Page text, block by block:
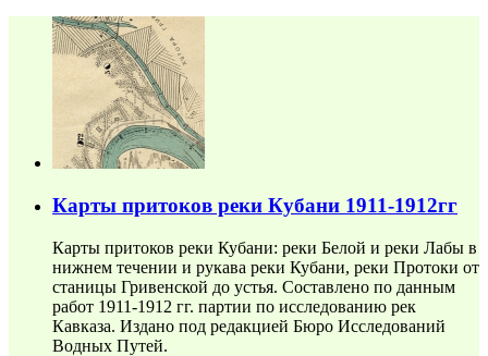
Карты притоков реки Кубани 1911-1912гг
Карты притоков реки Кубани: реки Белой и реки Лабы в
нижнем течении и рукава реки Кубани, реки Протоки от
станицы Гривенской до устья. Составлено по данным
работ 1911-1912 гг. партии по исследованию рек
Кавказа. Издано под редакцией Бюро Исследований
Водных Путей.